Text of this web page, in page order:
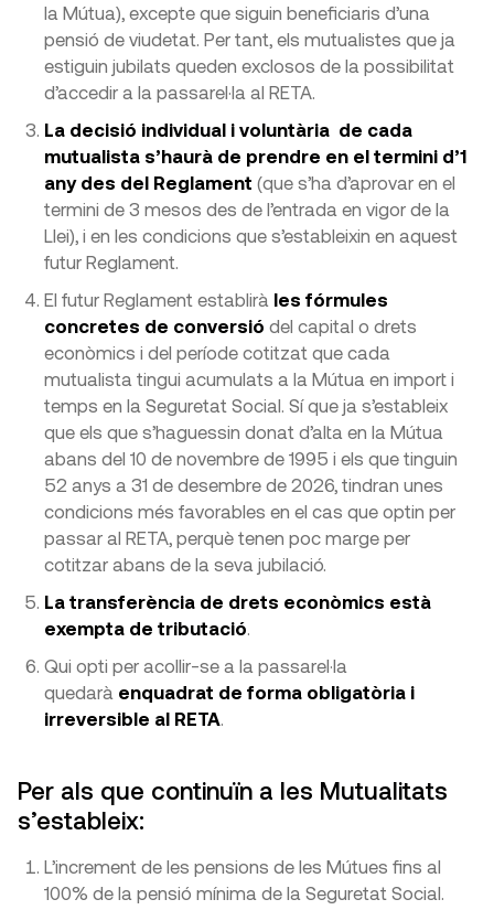
la Mútua), excepte que siguin beneficiaris d’una
pensió de viudetat. Per tant, els mutualistes que ja
estiguin jubilats queden exclosos de la possibilitat
d’accedir a la passarel·la al RETA.
La decisió individual i voluntària de cada
mutualista s’haurà de prendre en el termini d’1
any des del Reglament (que s’ha d’aprovar en el
termini de 3 mesos des de l’entrada en vigor de la
Llei), i en les condicions que s’estableixin en aquest
futur Reglament.
El futur Reglament establirà les fórmules
concretes de conversió del capital o drets
econòmics i del període cotitzat que cada
mutualista tingui acumulats a la Mútua en import i
temps en la Seguretat Social. Sí que ja s’estableix
que els que s’haguessin donat d’alta en la Mútua
abans del 10 de novembre de 1995 i els que tinguin
52 anys a 31 de desembre de 2026, tindran unes
condicions més favorables en el cas que optin per
passar al RETA, perquè tenen poc marge per
cotitzar abans de la seva jubilació.
La transferència de drets econòmics està
exempta de tributació.
Qui opti per acollir-se a la passarel·la
quedarà enquadrat de forma obligatòria i
irreversible al RETA.
Per als que continuïn a les Mutualitats
s’estableix:
L’increment de les pensions de les Mútues fins al
100% de la pensió mínima de la Seguretat Social.